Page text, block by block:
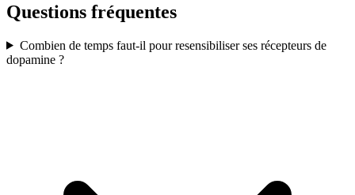
Questions fréquentes
Combien de temps faut-il pour resensibiliser ses récepteurs de
dopamine ?